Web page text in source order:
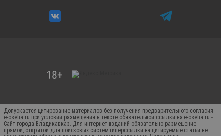
Допускается цитирование материалов без получения предварительного согласия
e-osetia.ru при условии размещения в тексте обязательной ссылки на e-osetia.ru -
Сайт города Владикавказ. Для интернет-изданий обязательно размещение
прямой, открытой для поисковых систем гиперссылки на цитируемые статьи не